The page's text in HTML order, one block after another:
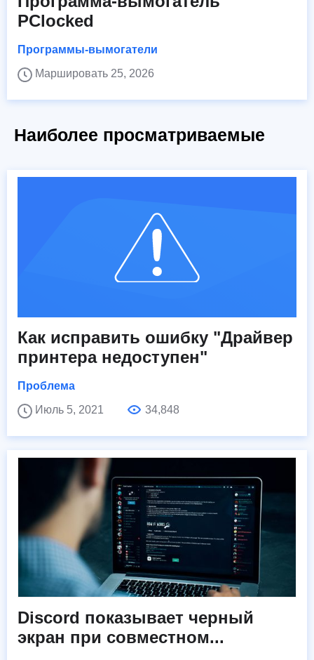
PClocked
Программы-вымогатели
Маршировать 25, 2026
Наиболее просматриваемые
Как исправить ошибку "Драйвер
принтера недоступен"
Проблема
Июль 5, 2021
34,848
Discord показывает черный
экран при совместном...